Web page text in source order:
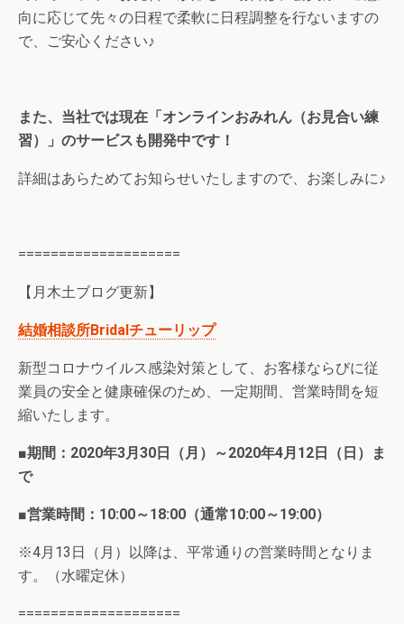
向に応じて先々の日程で柔軟に日程調整を行ないますの
で、ご安心ください♪
また、当社では現在「オンラインおみれん（お見合い練
習）」のサービスも開発中です！
詳細はあらためてお知らせいたしますので、お楽しみに♪
====================
【月木土ブログ更新】
結婚相談所Bridalチューリップ
新型コロナウイルス感染対策として、お客様ならびに従
業員の安全と健康確保のため、一定期間、営業時間を短
縮いたします。
■期間：2020年3月30日（月）～2020年4月12日（日）ま
で
■営業時間：10:00～18:00（通常10:00～19:00）
※4月13日（月）以降は、平常通りの営業時間となりま
す。（水曜定休）
====================